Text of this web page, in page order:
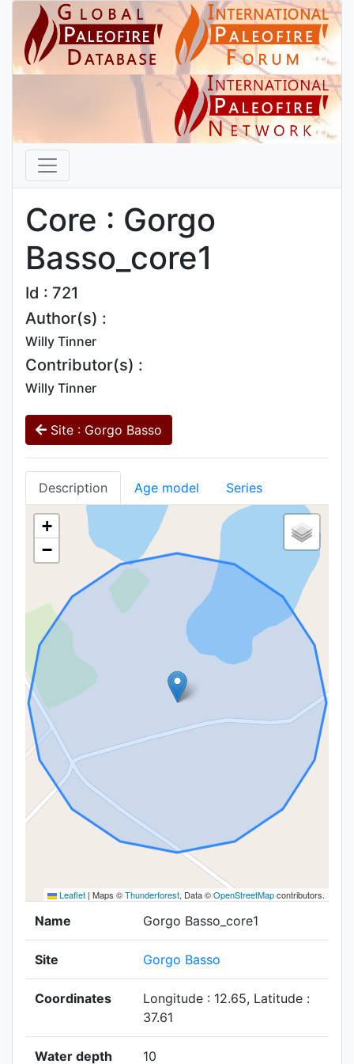
Core : Gorgo
Basso_core1
Id : 721
Author(s) :
Willy Tinner
Contributor(s) :
Willy Tinner
Site : Gorgo Basso
Description Age model Series
+
−
Leaflet | Maps ©Thunderforest, Data ©OpenStreetMapcontributors.
Name Gorgo Basso_core1
Site Gorgo Basso
Coordinates
Longitude : 12.65, Latitude :
37.61
Water depth 10